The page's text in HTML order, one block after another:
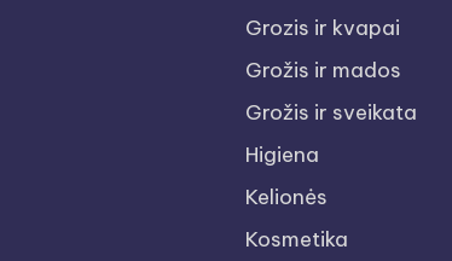
Grozis ir kvapai
Grožis ir mados
Grožis ir sveikata
Higiena
Kelionės
Kosmetika